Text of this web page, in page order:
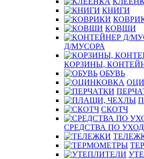
КНИГИ
КОВШИ
Д/МУСОРА
КОРЗИНЫ,
ОБУВЬ
СКОТЧ
СРЕДСТВА ПО